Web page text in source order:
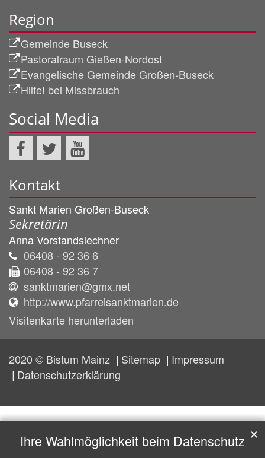
Region
Gemeinde Buseck
Pastoralraum Gießen-Nordost
Evangelische Gemeinde Großen-Buseck
Hilfe! bei Missbrauch
Social Media
Kontakt
Sankt Marien Großen-Buseck
Sekretärin
AnnaVorstandslechner
06408 - 92 36 6
06408 - 92 36 7
sanktmarien@gmx.net
http://www.pfarreisanktmarien.de
Visitenkarte herunterladen
2020 © Bistum Mainz Sitemap
Impressum
Datenschutzerklärung
Ihre Wahlmöglichkeit beim Datenschutz ✕